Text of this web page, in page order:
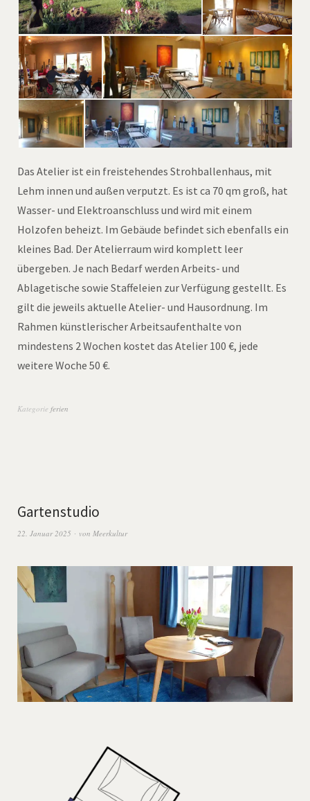
Das Atelier ist ein freistehendes Strohballenhaus, mit
Lehm innen und außen verputzt. Es ist ca 70 qm groß, hat
Wasser- und Elektroanschluss und wird mit einem
Holzofen beheizt. Im Gebäude befindet sich ebenfalls ein
kleines Bad. Der Atelierraum wird komplett leer
übergeben. Je nach Bedarf werden Arbeits- und
Ablagetische sowie Staffeleien zur Verfügung gestellt. Es
gilt die jeweils aktuelle Atelier- und Hausordnung. Im
Rahmen künstlerischer Arbeitsaufenthalte von
mindestens 2 Wochen kostet das Atelier 100 €, jede
weitere Woche 50 €.
Kategorie ferien
Gartenstudio
22. Januar 2025 von Meerkultur